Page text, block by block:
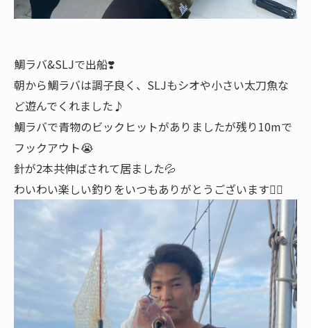
鯛ラバ&SLJで出船❣️
朝から鯛ラバは調子良く、SLJもシオや小さい太刀魚な
ど遊んでくれました♪
鯛ラバで青物のビックヒットがありましたが残り10mで
フックアウト😭
針が2本共伸ばされて居ました💦
わいわい楽しい釣りをいつもありがとうございます🙇‍♂️